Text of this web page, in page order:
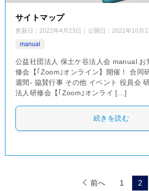
サイトマップ
更新日： 2022年4月23日 公開日： 2021年10月
manual
公益社団法人 保土ケ谷法人会 manual お
修会【｢Zoom｣オンライン】開催！ 合同
週間‐ 協賛行事 その他 イベント 役員会
法人研修会【｢Zoom｣オンライ […]
続きを読む
前へ 1 2